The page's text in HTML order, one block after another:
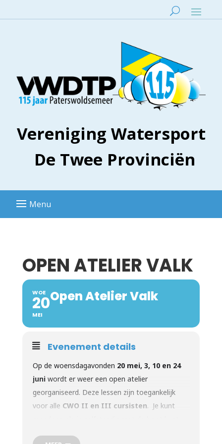
Vereniging Watersport
De Twee Provinciën
Menu
OPEN ATELIER VALK
WOE
20
MEI
Open Atelier Valk
Evenement details
Op de woensdagavonden 20 mei, 3, 10 en 24
juniwordt er weer een open atelier
georganiseerd. Deze lessen zijn toegankelijk
voor alle CWO II en III cursisten. Je kunt